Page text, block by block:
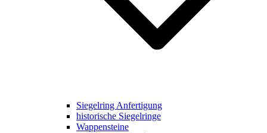
Siegelring Anfertigung
historische Siegelringe
Wappensteine